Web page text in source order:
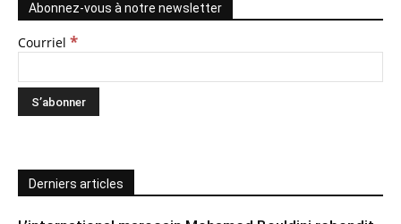
Abonnez-vous à notre newsletter
Courriel *
Derniers articles